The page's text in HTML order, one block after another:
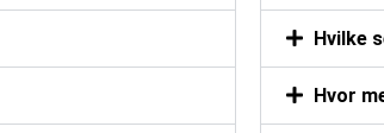
Hvilke
Hvor